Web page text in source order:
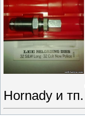
Hornady и тп.